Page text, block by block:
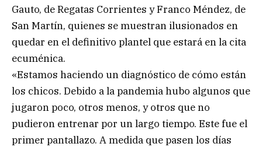
Gauto, de Regatas Corrientes y Franco Méndez, de
San Martín, quienes se muestran ilusionados en
quedar en el definitivo plantel que estará en la cita
ecuménica.
«Estamos haciendo un diagnóstico de cómo están
los chicos. Debido a la pandemia hubo algunos que
jugaron poco, otros menos, y otros que no
pudieron entrenar por un largo tiempo. Este fue el
primer pantallazo. A medida que pasen los días